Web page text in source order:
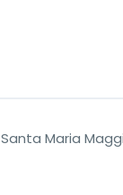
Santa Maria